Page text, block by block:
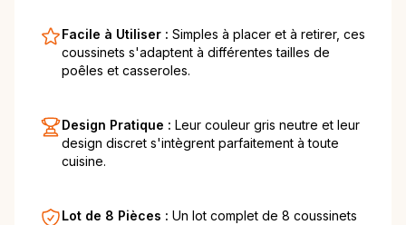
Facile à Utiliser : Simples à placer et à retirer, ces
coussinets s'adaptent à différentes tailles de
poêles et casseroles.
Design Pratique : Leur couleur gris neutre et leur
design discret s'intègrent parfaitement à toute
cuisine.
Lot de 8 Pièces : Un lot complet de 8 coussinets